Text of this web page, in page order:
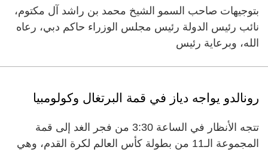
بتوجيهات صاحب السمو الشيخ محمد بن راشد آل مكتوم،
نائب رئيس الدولة رئيس مجلس الوزراء حاكم دبي، رعاه
الله، وبرعاية رئيس
رونالدو يواجه دياز في قمة البرتغال وكولومبيا
تتجه الأنظار في الساعة 3:30 من فجر الغد إلى قمة
المجموعة الـ11 من بطولة كأس العالم لكرة القدم، وهي